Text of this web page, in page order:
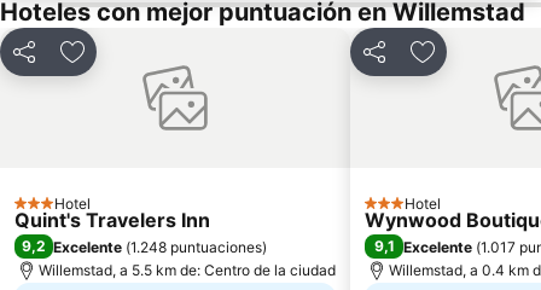
Hoteles con mejor puntuación en Willemstad
CompartirAgregar a favoritos
3 Estrellas
Hotel
Quint's Travelers Inn
9,2 Excelente (1.248 puntuaciones)
Willemstad, a 5.5 km de: Centro de la ciudad
CompartirAgregar a
3 Estrellas
Hotel
Wynwood
9,1 Excelente (1.017
Willemstad, a 0.4 km